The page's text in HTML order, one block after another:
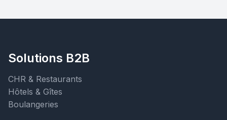
Solutions B2B
CHR & Restaurants
Hôtels & Gîtes
Boulangeries